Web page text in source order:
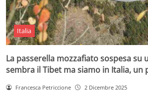
Italia
La passerella mozzafiato sospesa su
sembra il Tibet ma siamo in Italia, un
Francesca Petriccione 2 Dicembre 2025